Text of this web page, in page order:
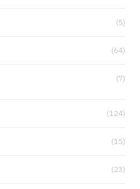
(5)
(64)
(7)
(124)
(15)
(23)